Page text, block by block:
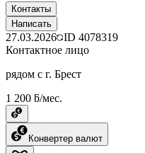
Контакты
Написать
27.03.2026 ID 4078319
Контактное лицо
рядом с г. Брест
1 200 ƃ/мес.
Конвертер валют